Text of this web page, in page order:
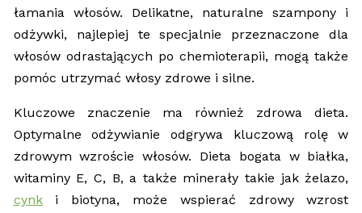
łamania włosów. Delikatne, naturalne szampony i
odżywki, najlepiej te specjalnie przeznaczone dla
włosów odrastających po chemioterapii, mogą także
pomóc utrzymać włosy zdrowe i silne.
Kluczowe znaczenie ma również zdrowa dieta.
Optymalne odżywianie odgrywa kluczową rolę w
zdrowym wzroście włosów. Dieta bogata w białka,
witaminy E, C, B, a także minerały takie jak żelazo,
cynki biotyna, może wspierać zdrowy wzrost